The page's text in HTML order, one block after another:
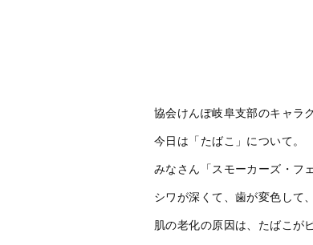
協会けんぽ岐阜支部のキャラ
今日は「たばこ」について。
みなさん「スモーカーズ・フ
シワが深くて、歯が変色して
肌の老化の原因は、たばこが